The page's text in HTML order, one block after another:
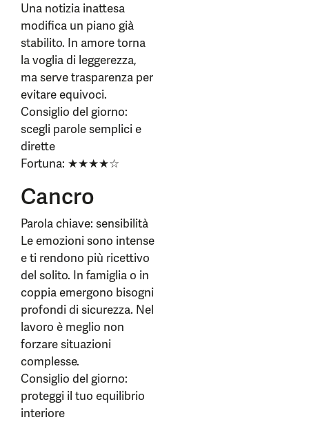
Una notizia inattesa
modifica un piano già
stabilito. In amore torna
la voglia di leggerezza,
ma serve trasparenza per
evitare equivoci.
Consiglio del giorno:
scegli parole semplici e
dirette
Fortuna: ★★★★☆
Cancro
Parola chiave: sensibilità
Le emozioni sono intense
e ti rendono più ricettivo
del solito. In famiglia o in
coppia emergono bisogni
profondi di sicurezza. Nel
lavoro è meglio non
forzare situazioni
complesse.
Consiglio del giorno:
proteggi il tuo equilibrio
interiore